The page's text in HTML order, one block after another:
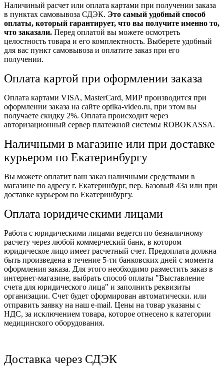
Наличиный расчет или оплата картами при получении заказа
в пунктах самовывоза СДЭК. Это самый удобный способ
оплаты, который гарантирует, что вы получите именно то,
что заказали. Перед оплатой вы можете осмотреть
целостность товара и его комплектность. Выберете удобный
для вас пункт самовывоза и оплатите заказ при его
получении.
Оплата картой при оформлении заказа
Оплата картами VISA, MasterCard, МИР производится при
оформлении заказа на сайте optika-video.ru, при этом вы
получаете скидку 2%. Оплата происходит через
авторизационный сервер платежной системы ROBOKASSA.
Наличными в магазине или при доставке
курьером по Екатеринбургу
Вы можете оплатит ваш заказ наличными средствами в
магазине по адресу г. Екатеринбург, пер. Базовый 43а или при
доставке курьером по Екатеринбургу.
Оплата юридическими лицами
Работа с юридическими лицами ведется по безналичному
расчету через любой коммерческий банк, в котором
юридическое лицо имеет расчетный счет. Предоплата должна
быть произведена в течение 5-ти банковских дней с момента
оформления заказа. Для этого необходимо разместить заказ в
интернет-магазине, выбрать способ оплаты "Выставление
счета для юридического лица" и заполнить реквизиты
организации. Счет будет сформирован автоматически. или
отправить заявку на наш e-mail. Цены на товар указаны с
НДС, за исключением товара, которое отнесено к категории
медицинского оборудования.
Доставка через СДЭК